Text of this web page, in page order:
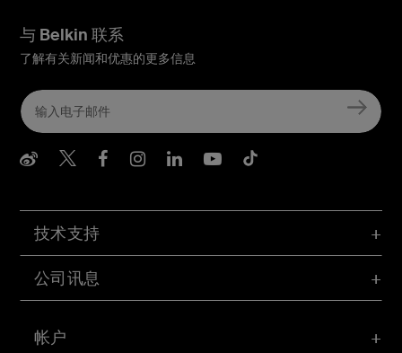
帐户
技术支持
公司讯息
与 Belkin 联系
了解有关新闻和优惠的更多信息
Belkin Weibo
Belkin Twitter
Belkin Facebook
Belkin Instagram
Belkin LInkedIn
Belkin Youtube
Belkin